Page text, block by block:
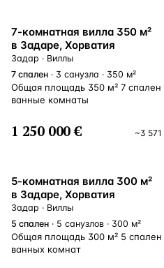
7-комнатная вилла 350 м²
в Задаре, Хорватия
Задар · Виллы
7 спален · 3 санузла · 350 м²
Общая площадь 350 м² 7 спален
ванные комнаты
1 250 000 € ~3 571
5-комнатная вилла 300 м²
в Задаре, Хорватия
Задар · Виллы
5 спален · 5 санузлов · 300 м²
Общая площадь 300 м² 5 спален
ванных комнат